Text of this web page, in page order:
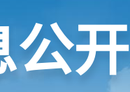
公开